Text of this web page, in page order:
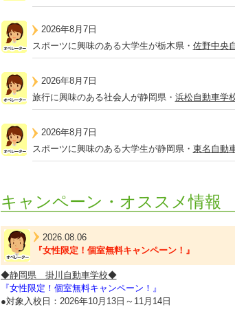
2026年8月7日
スポーツに興味のある大学生が栃木県・ 佐野中央
2026年8月7日
旅行に興味のある社会人が静岡県・ 浜松自動車学
2026年8月7日
スポーツに興味のある大学生が静岡県・ 東名自動
キャンペーン・オススメ情報
2026.08.06
『女性限定！個室無料キャンペーン！』
◆静岡県 掛川自動車学校◆
『女性限定！個室無料キャンペーン！』
●対象入校日：2026年10月13日～11月14日